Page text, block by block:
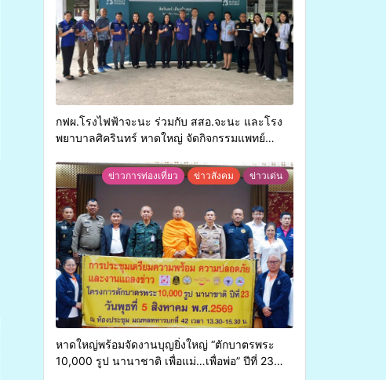
กฟผ.โรงไฟฟ้าจะนะ ร่วมกับ สสอ.จะนะ และโรง
พยาบาลศิครินทร์ หาดใหญ่ จัดกิจกรรมแพทย์
ข่าวการท่องเที่ยว ข่าวสังคม ข่าวเด่น
หาดใหญ่พร้อมจัดงานบุญยิ่งใหญ่ “ตักบาตรพระ
10,000 รูป นานาชาติ เพื่อแม่…เพื่อพ่อ” ปีที่ 23